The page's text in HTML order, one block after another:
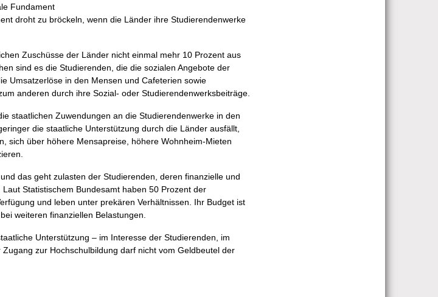
Fundament
droht zu bröckeln, wenn die Länder ihre Studierendenwerke
Zuschüsse der Länder nicht einmal mehr 10 Prozent aus
sind es die Studierenden, die die sozialen Angebote der
Umsatzerlöse in den Mensen und Cafeterien sowie
anderen durch ihre Sozial- oder Studierendenwerksbeiträge.
staatlichen Zuwendungen an die Studierendenwerke in den
die staatliche Unterstützung durch die Länder ausfällt,
sich über höhere Mensapreise, höhere Wohnheim-Mieten
das geht zulasten der Studierenden, deren finanzielle und
Statistischem Bundesamt haben 50 Prozent der
und leben unter prekären Verhältnissen. Ihr Budget ist
weiteren finanziellen Belastungen.
Unterstützung – im Interesse der Studierenden, im
zur Hochschulbildung darf nicht vom Geldbeutel der